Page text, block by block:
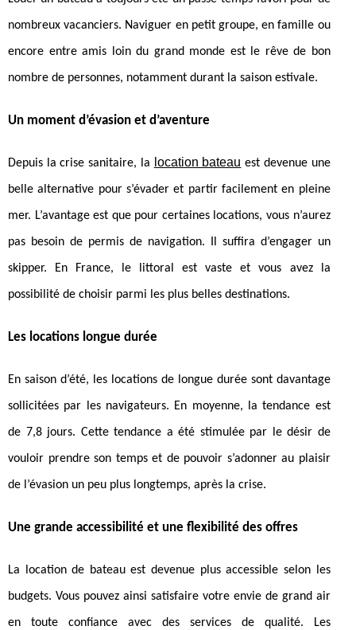
nombreux vacanciers. Naviguer en petit groupe, en famille ou
encore entre amis loin du grand monde est le rêve de bon
nombre de personnes, notamment durant la saison estivale.
Un moment d’évasion et d’aventure
Depuis la crise sanitaire, la location bateau est devenue une
belle alternative pour s’évader et partir facilement en pleine
mer. L’avantage est que pour certaines locations, vous n’aurez
pas besoin de permis de navigation. Il suffira d’engager un
skipper. En France, le littoral est vaste et vous avez la
possibilité de choisir parmi les plus belles destinations.
Les locations longue durée
En saison d’été, les locations de longue durée sont davantage
sollicitées par les navigateurs. En moyenne, la tendance est
de 7,8 jours. Cette tendance a été stimulée par le désir de
vouloir prendre son temps et de pouvoir s’adonner au plaisir
de l’évasion un peu plus longtemps, après la crise.
Une grande accessibilité et une flexibilité des offres
La location de bateau est devenue plus accessible selon les
budgets. Vous pouvez ainsi satisfaire votre envie de grand air
en toute confiance avec des services de qualité. Les